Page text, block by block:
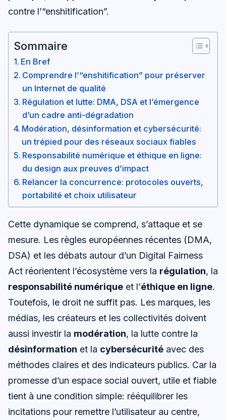
contre l’“enshitification”.
Sommaire
En Bref
Comprendre l’“enshitification” pour préserver
un Internet de qualité
Régulation et lutte: DMA, DSA et l’émergence
d’un cadre anti-dégradation
Modération, désinformation et cybersécurité:
un trépied pour des réseaux sociaux fiables
Responsabilité numérique et éthique en ligne:
du design aux preuves d’impact
Relancer la concurrence: protocoles ouverts,
portabilité et choix utilisateur
Cette dynamique se comprend, s’attaque et se
mesure. Les règles européennes récentes (DMA,
DSA) et les débats autour d’un Digital Fairness
Act réorientent l’écosystème vers la régulation, la
responsabilité numérique et l’éthique en ligne.
Toutefois, le droit ne suffit pas. Les marques, les
médias, les créateurs et les collectivités doivent
aussi investir la modération, la lutte contre la
désinformation et la cybersécurité avec des
méthodes claires et des indicateurs publics. Car la
promesse d’un espace social ouvert, utile et fiable
tient à une condition simple: rééquilibrer les
incitations pour remettre l’utilisateur au centre,